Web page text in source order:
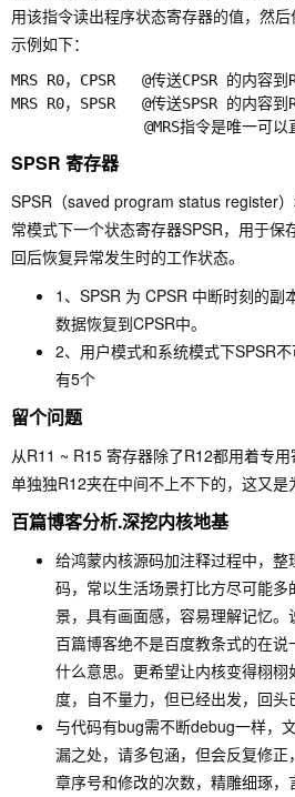
用该指令读出程序状态寄存器的值，然后
示例如下：
MRS R0，CPSR   @传送CPSR 的内容到
MRS R0，SPSR   @传送SPSR 的内容到
SPSR 寄存器
SPSR （saved program status register
常模式下一个状态寄存器SPSR，用于保
回后恢复异常发生时的工作状态。
1、SPSR 为 CPSR 中断时刻的副
数据恢复到CPSR中。
2、用户模式和系统模式下SPSR
有5个
留个问题
从R11 ~ R15 寄存器除了R12都用着专用
单独独R12夹在中间不上不下的，这又是
百篇博客分析.深挖内核地基
给鸿蒙内核源码加注释过程中，
码，常以生活场景打比方尽可能
景，具有画面感，容易理解记忆
百篇博客绝不是百度教条式的在
什么意思。更希望让内核变得栩
度，自不量力，但已经出发，回
与代码有bug需不断debug一样，
漏之处，请多包涵，但会反复修
章序号和修改的次数，精雕细琢